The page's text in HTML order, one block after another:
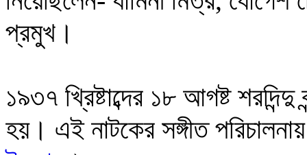
প্রমুখ ।
১৯৩৭ খ্রিষ্টাব্দের ১৮ আগষ্ট শরদিন্দু
হয়। এই নাটকের সঙ্গীত